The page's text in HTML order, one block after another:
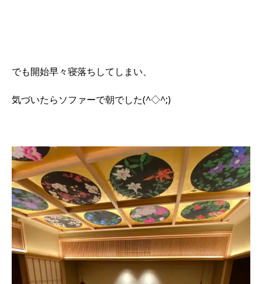
でも開始早々寝落ちしてしまい、
気づいたらソファーで朝でした(^◇^;)